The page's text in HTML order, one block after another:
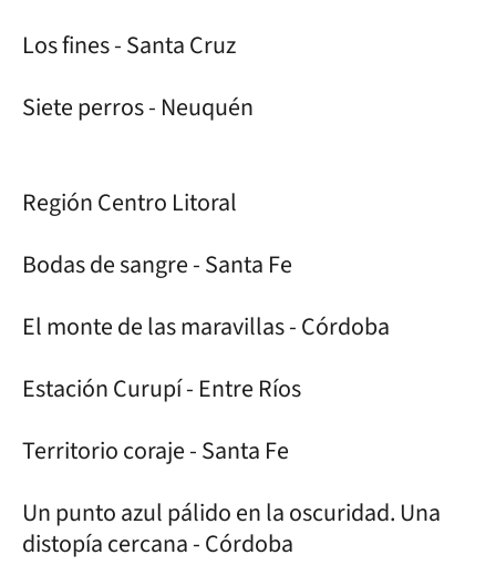
Los fines - Santa Cruz
Siete perros - Neuquén
Región Centro Litoral
Bodas de sangre - Santa Fe
El monte de las maravillas - Córdoba
Estación Curupí - Entre Ríos
Territorio coraje - Santa Fe
Un punto azul pálido en la oscuridad. Una
distopía cercana - Córdoba